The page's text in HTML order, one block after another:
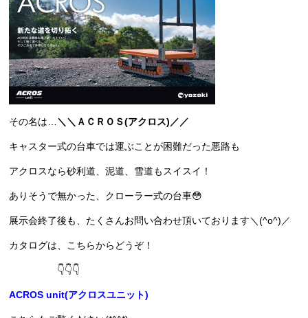
その名は… ＼＼ ＡＣＲＯＳ(アクロス)／／
キャスター式の台車では運ぶことが困難だった悪路も
アクロスなら砂利道、泥道、雪道もスイスイ！
ありそうで無かった、クローラー式の台車😳
展示会終了後も、たくさんお問い合わせ頂いております＼(^o^)／
カタログは、こちらからどうぞ！
👇👇👇
ACROS unit(アクロスユニット)